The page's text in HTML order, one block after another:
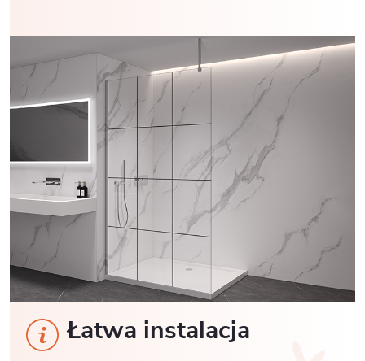
Łatwa instalacja